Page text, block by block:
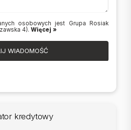
osobowych jest Grupa Rosiak
4). Więcej »
WIADOMOŚĆ
kredytowy